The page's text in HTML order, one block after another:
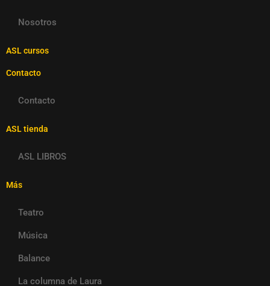
Nosotros
ASL cursos
Contacto
Contacto
ASL tienda
ASL LIBROS
Más
Teatro
Música
Balance
La columna de Laura